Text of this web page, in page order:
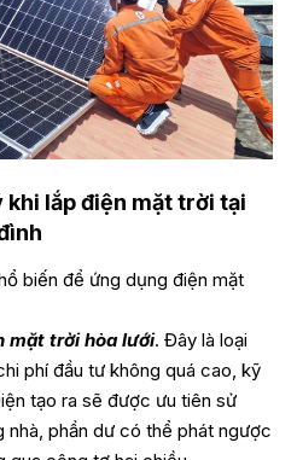
lắp điện mặt trời tại
biến để ứng dụng điện mặt
mặt trời hòa lưới. Đây là loại
phí đầu tư không quá cao, kỹ
tạo ra sẽ được ưu tiên sử
phần dư có thể phát ngược